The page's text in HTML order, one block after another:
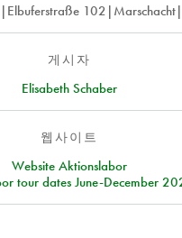
Exhibitions
로운 비밀번호 요청하기
게시자
Elisabeth Schaber
웹사이트
Website Aktionslabor
tour dates June-December